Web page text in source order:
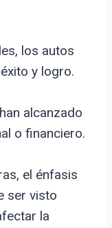
los autos
y logro.
alcanzado
o financiero.
el énfasis
ser visto
la